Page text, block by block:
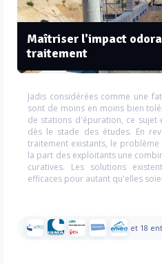
Maîtriser l'impact
traitement
Jadis considérées comme une
sont de moins en moins bien
de stations d'épuration, ce
dès le stade des études. En
traitement existants, le
la part des exploitants une
curatives. Les solutions
efficaces pour autant qu'elles
et 18